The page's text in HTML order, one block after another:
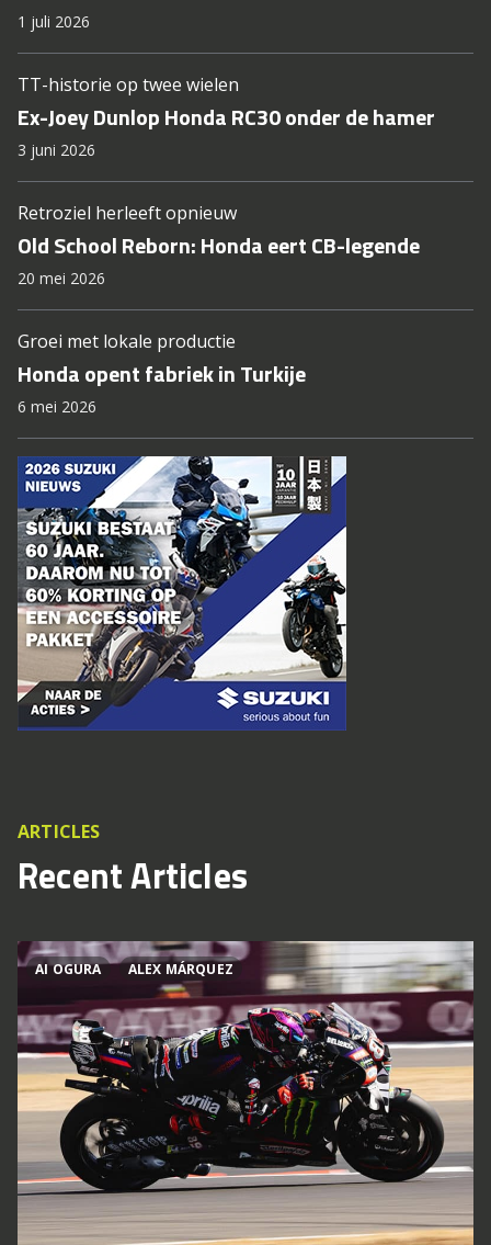
1 juli 2026
TT-historie op twee wielen
Ex-Joey Dunlop Honda RC30 onder de hamer
3 juni 2026
Retroziel herleeft opnieuw
Old School Reborn: Honda eert CB-legende
20 mei 2026
Groei met lokale productie
Honda opent fabriek in Turkije
6 mei 2026
ARTICLES
Recent Articles
AI OGURA ALEX MÁRQUEZ